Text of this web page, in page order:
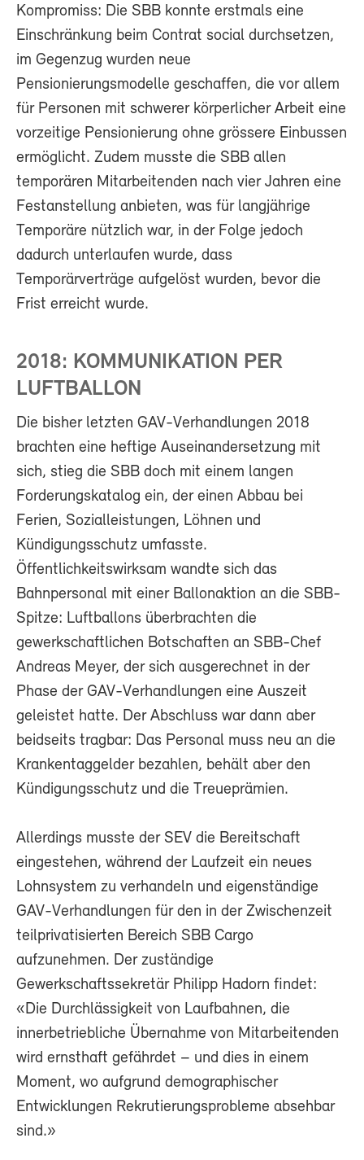
Kompromiss: Die SBB konnte erstmals eine
Einschränkung beim Contrat social durchsetzen,
im Gegenzug wurden neue
Pensionierungsmodelle geschaffen, die vor allem
für Personen mit schwerer körperlicher Arbeit eine
vorzeitige Pensionierung ohne grössere Einbussen
ermöglicht. Zudem musste die SBB allen
temporären Mitarbeitenden nach vier Jahren eine
Festanstellung anbieten, was für langjährige
Temporäre nützlich war, in der Folge jedoch
dadurch unterlaufen wurde, dass
Temporärverträge aufgelöst wurden, bevor die
Frist erreicht wurde.
2018: KOMMUNIKATION PER
LUFTBALLON
Die bisher letzten GAV-Verhandlungen 2018
brachten eine heftige Auseinandersetzung mit
sich, stieg die SBB doch mit einem langen
Forderungskatalog ein, der einen Abbau bei
Ferien, Sozialleistungen, Löhnen und
Kündigungsschutz umfasste.
Öffentlichkeitswirksam wandte sich das
Bahnpersonal mit einer Ballonaktion an die SBB-
Spitze: Luftballons überbrachten die
gewerkschaftlichen Botschaften an SBB-Chef
Andreas Meyer, der sich ausgerechnet in der
Phase der GAV-Verhandlungen eine Auszeit
geleistet hatte. Der Abschluss war dann aber
beidseits tragbar: Das Personal muss neu an die
Krankentaggelder bezahlen, behält aber den
Kündigungsschutz und die Treueprämien.
Allerdings musste der SEV die Bereitschaft
eingestehen, während der Laufzeit ein neues
Lohnsystem zu verhandeln und eigenständige
GAV-Verhandlungen für den in der Zwischenzeit
teilprivatisierten Bereich SBB Cargo
aufzunehmen. Der zuständige
Gewerkschaftssekretär Philipp Hadorn findet:
«Die Durchlässigkeit von Laufbahnen, die
innerbetriebliche Übernahme von Mitarbeitenden
wird ernsthaft gefährdet – und dies in einem
Moment, wo aufgrund demographischer
Entwicklungen Rekrutierungsprobleme absehbar
sind.»